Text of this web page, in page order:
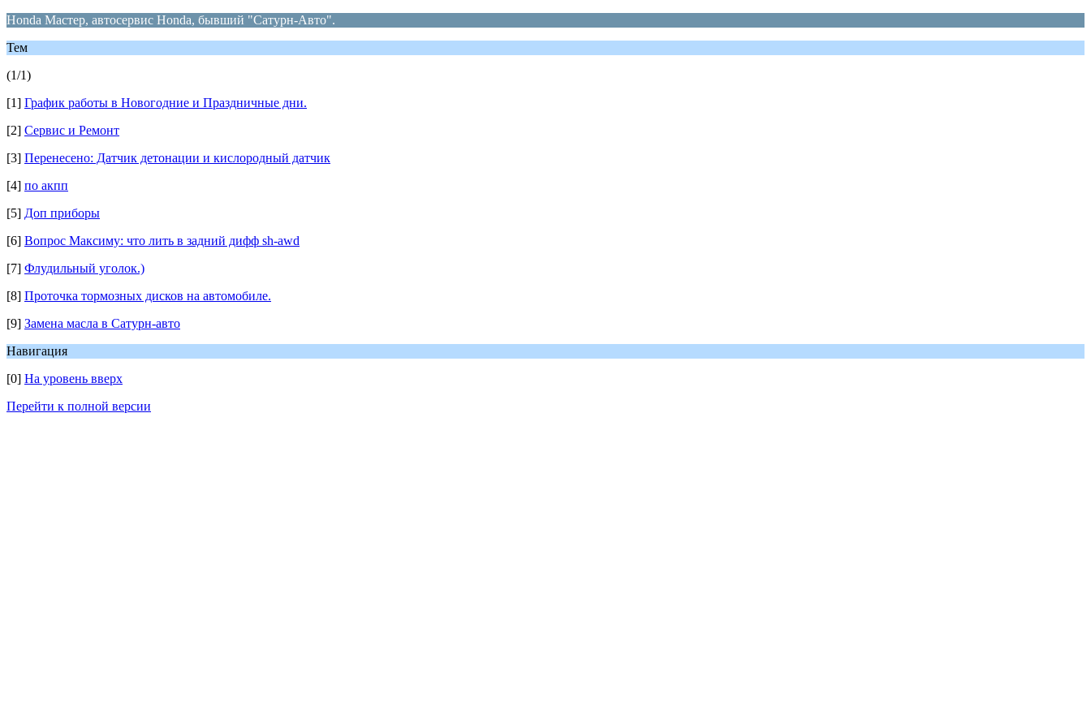
Honda Мастер, автосервис Honda, бывший "Сатурн-Авто".
Тем
(1/1)
[1] График работы в Новогодние и Праздничные дни.
[2] Сервис и Ремонт
[3] Перенесено: Датчик детонации и кислородный датчик
[4] по акпп
[5] Доп приборы
[6] Вопрос Максиму: что лить в задний дифф sh-awd
[7] Флудильный уголок.)
[8] Проточка тормозных дисков на автомобиле.
[9] Замена масла в Сатурн-авто
Навигация
[0] На уровень вверх
Перейти к полной версии